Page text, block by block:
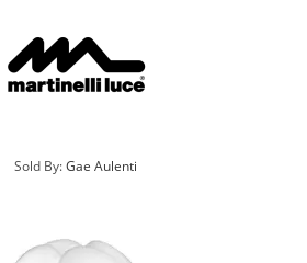
Sold By:Gae Aulenti